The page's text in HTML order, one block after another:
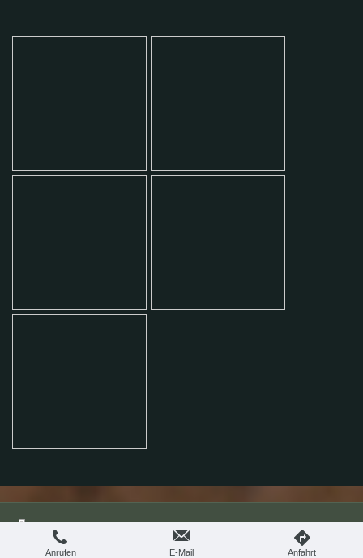
Druckversion|Sitemap
Datenschutzerklärung
Webansicht
Anrufen E-Mail Anfahrt